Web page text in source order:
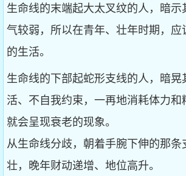
生命线的末端起大太叉纹的人，暗示
气较弱，所以在青年、壮年时期，应
的生活。
生命线的下部起蛇形支线的人，暗晃
活、不自我约束，一再地消耗体力和
就会呈现衰老的现象。
从生命线分歧，朝着手腕下伸的那条
壮，晚年财动递增、地位高升。